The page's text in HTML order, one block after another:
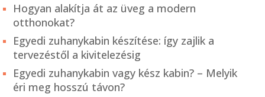
Hogyan alakítja át az üveg a modern
otthonokat?
Egyedi zuhanykabin készítése: így zajlik a
tervezéstől a kivitelezésig
Egyedi zuhanykabin vagy kész kabin? – Melyik
éri meg hosszú távon?